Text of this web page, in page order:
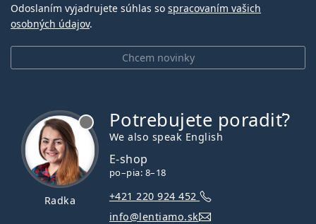
Chcem novinky
Odoslaním vyjadrujete súhlas so spracovaním vašich
osobných údajov.
Radka
Potrebujete poradiť?
We also speak English
E-shop
po–pia: 8–18
+421 220 924 452
info@lentiamo.sk